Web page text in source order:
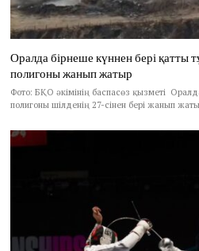
Оралда бірнеше күннен бері қатты
полигоны жанып жатыр
Фото: БҚО әкімінің баспасөз қызметі
полигоны шілденің 27-сінен бері жанып